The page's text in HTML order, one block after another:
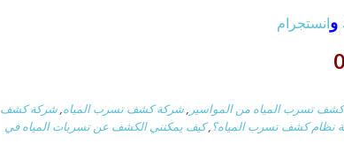
وانستجرام
تسرب المياه من المواسير ,شركة كشف تسرب المياه,شركة كشف
نظام كشف تسرب المياه؟,كيف يمكنني الكشف عن تسربات المياه في